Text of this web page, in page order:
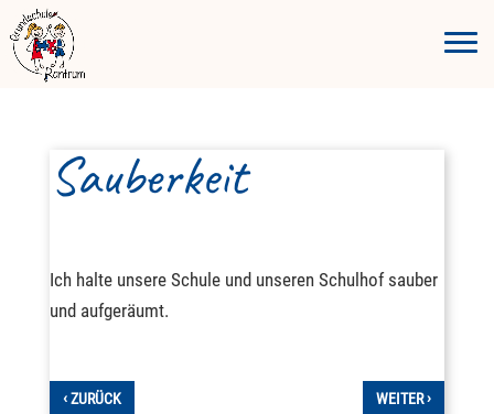
Sauberkeit
Ich halte unsere Schule und unseren Schulhof sauber
und aufgeräumt.
‹ZURÜCK WEITER›